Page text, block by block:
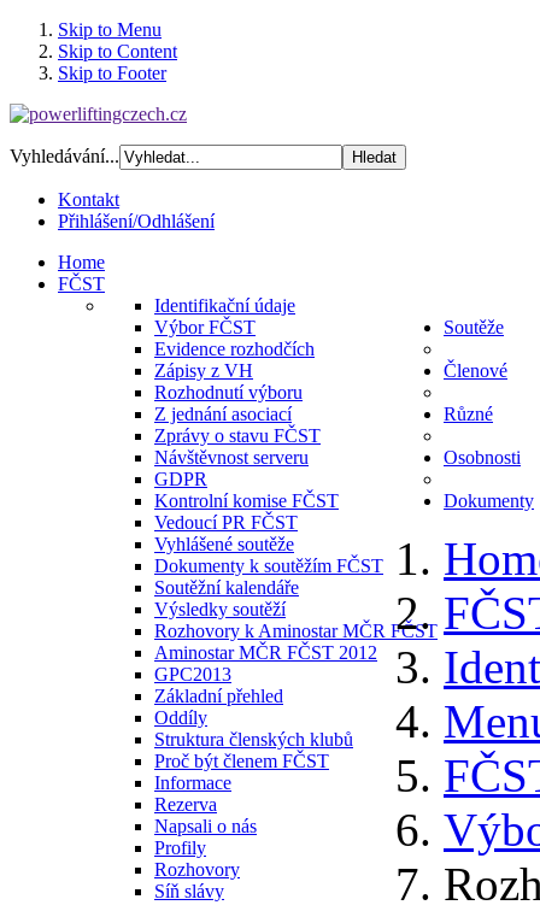
Skip to Menu
Skip to Content
Skip to Footer
Vyhledávání...
Kontakt
Přihlášení/Odhlášení
Home
FČST
Identifikační údaje
Výbor FČST
Evidence rozhodčích
Zápisy z VH
Rozhodnutí výboru
Z jednání asociací
Zprávy o stavu FČST
Návštěvnost serveru
GDPR
Kontrolní komise FČST
Vedoucí PR FČST
Soutěže
Vyhlášené soutěže
Dokumenty k soutěžím FČST
Soutěžní kalendáře
Výsledky soutěží
Rozhovory k Aminostar MČR FČST
Aminostar MČR FČST 2012
GPC2013
Členové
Základní přehled
Oddíly
Struktura členských klubů
Proč být členem FČST
Různé
Informace
Rezerva
Osobnosti
Napsali o nás
Profily
Rozhovory
Síň slávy
Dokumenty